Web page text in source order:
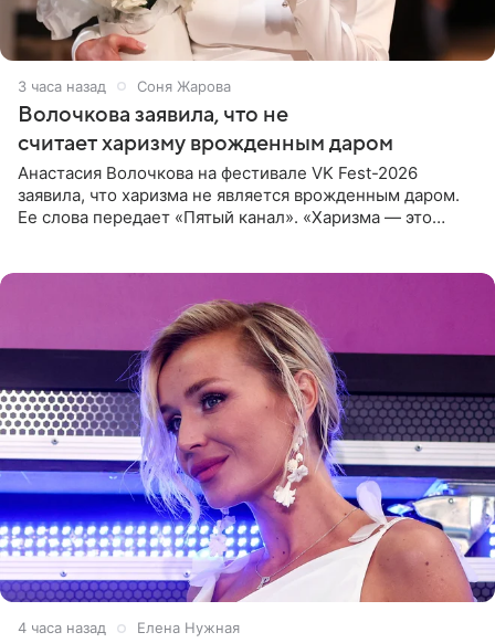
3 часа назад Соня Жарова
Волочкова заявила, что не
считает харизму врожденным даром
Анастасия Волочкова на фестивале VK Fest-2026
заявила, что харизма не является врожденным даром.
Ее слова передает «Пятый канал». «Харизма — это
4 часа назад Елена Нужная